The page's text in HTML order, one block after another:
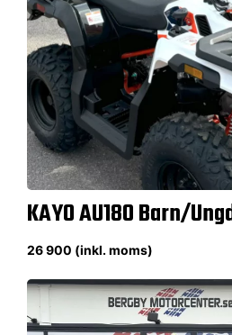
KAYO AU180 Barn/
26 900 (inkl. moms)